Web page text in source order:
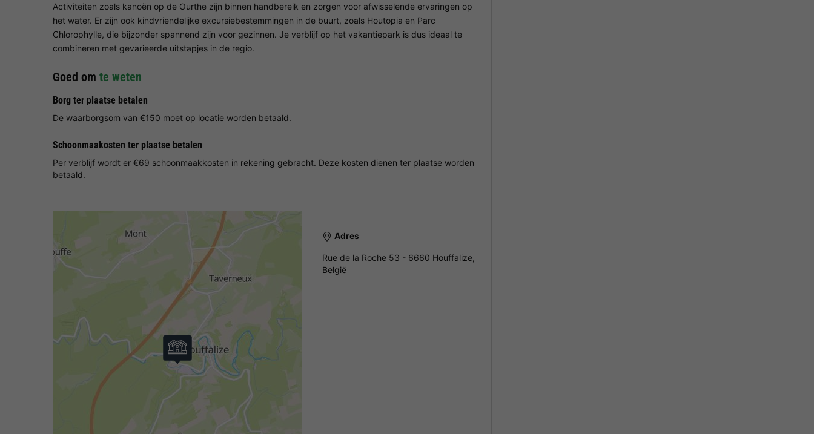
Activiteiten zoals kanoën op de Ourthe zijn binnen handbereik en zorgen voor afwisselende ervaringen op
het water. Er zijn ook kindvriendelijke excursiebestemmingen in de buurt, zoals Houtopia en Parc
Chlorophylle, die bijzonder spannend zijn voor gezinnen. Je verblijf op het vakantiepark is dus ideaal te
combineren met gevarieerde uitstapjes in de regio.
Goed om te weten
Borg ter plaatse betalen
De waarborgsom van €150 moet op locatie worden betaald.
Schoonmaakosten ter plaatse betalen
Per verblijf wordt er €69 schoonmaakkosten in rekening gebracht. Deze kosten dienen ter plaatse worden
betaald.
Adres
Rue de la Roche 53 - 6660 Houffalize,
België